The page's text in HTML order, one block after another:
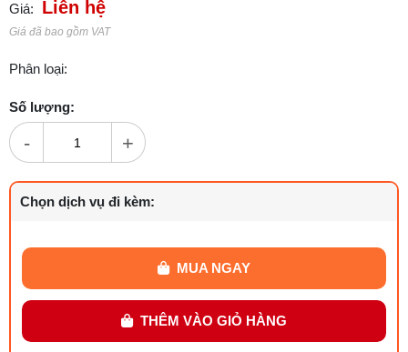
Giá: Liên hệ
Giá đã bao gồm VAT
Phân loại:
Số lượng:
- +
Chọn dịch vụ đi kèm:
MUA NGAY
THÊM VÀO GIỎ HÀNG